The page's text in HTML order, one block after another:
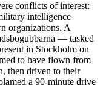
conflicts of interest:
intelligence
organizations. A
— tasked
in Stockholm on
to have flown from
then driven to their
a 90-minute drive